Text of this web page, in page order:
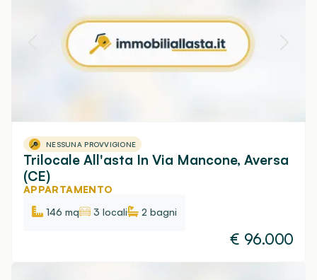
NESSUNA PROVVIGIONE
Trilocale All'asta In Via Mancone, Aversa
(CE)
APPARTAMENTO
146 mq
3 locali 2 bagni
€ 96.000